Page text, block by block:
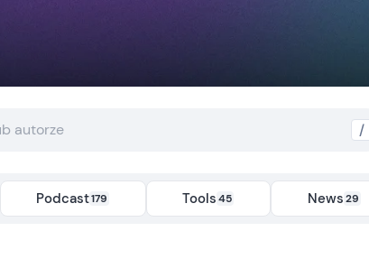
/
Podcast179 Tools 45 News29